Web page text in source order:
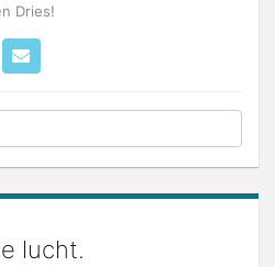
Dries!
lucht.